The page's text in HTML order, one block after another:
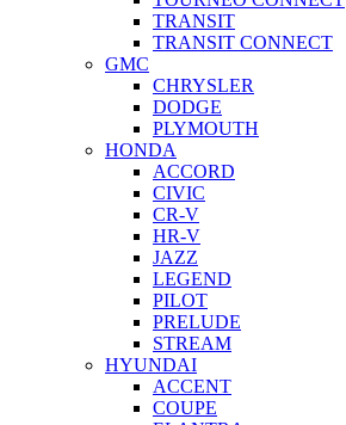
TRANSIT
TRANSIT CONNECT
GMC
CHRYSLER
DODGE
PLYMOUTH
HONDA
ACCORD
CIVIC
CR-V
HR-V
JAZZ
LEGEND
PILOT
PRELUDE
STREAM
HYUNDAI
ACCENT
COUPE